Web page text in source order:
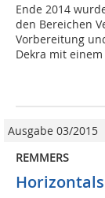
Ende 2014
den Bereichen
Vorbereitung
Dekra mit
Ausgabe 03/2015
REMMERS